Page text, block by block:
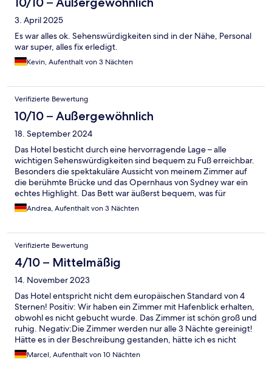
3. April 2025
Es war alles ok. Sehenswürdigkeiten sind in der Nähe, Personal
war super, alles fix erledigt.
Kevin, Aufenthalt von 3 Nächten
Verifizierte Bewertung
10/10 – Außergewöhnlich
18. September 2024
Das Hotel besticht durch eine hervorragende Lage – alle
wichtigen Sehenswürdigkeiten sind bequem zu Fuß erreichbar.
Besonders die spektakuläre Aussicht von meinem Zimmer auf
die berühmte Brücke und das Opernhaus von Sydney war ein
echtes Highlight. Das Bett war äußerst bequem, was für
erholsame Nächte sorgte, und das WLAN war schnell und
zuverlässig. Ein kleiner Verbesserungspunkt wäre die
Preisen wünschenswert wäre. Das Badezimmer könnte etwas
moderner sein, und die Klimaanlage war sehr laut und konnte
nicht von mir abgestellt werden. Zum Glück hat die Haustechnik
das Gerät dann komplett ausgeschaltet. Alles in allem ein
schöner Aufenthalt mit viel Potenzial.
Andrea, Aufenthalt von 3 Nächten
Verifizierte Bewertung
4/10 – Mittelmäßig
14. November 2023
Das Hotel entspricht nicht dem europäischen Standard von 4
Sternen! Positiv: Wir haben ein Zimmer mit Hafenblick erhalten,
obwohl es nicht gebucht wurde. Das Zimmer ist schön groß und
ruhig. Negativ:Die Zimmer werden nur alle 3 Nächte gereinigt!
Hätte es in der Beschreibung gestanden, hätte ich es nicht
gebucht. Eine absolute Frechheit! Keine neuen Handtücher,
außer man fragt täglich danach. Das Bad wird nicht geputzt und
Marcel, Aufenthalt von 10 Nächten